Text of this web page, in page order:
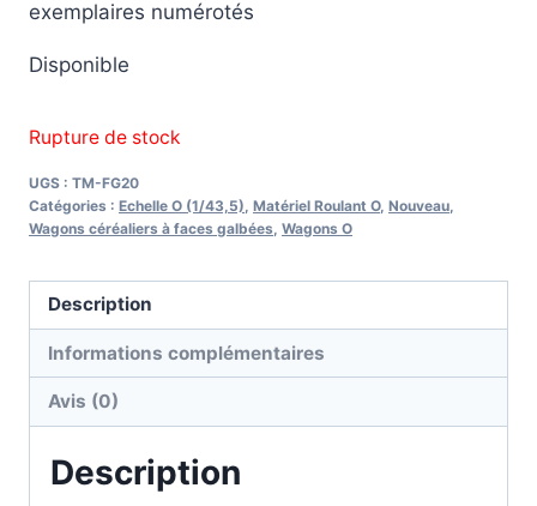
exemplaires numérotés
Disponible
Rupture de stock
UGS : TM-FG20
Catégories : Echelle O (1/43,5) Matériel Roulant O, Nouveau
Wagons céréaliers à faces galbées Wagons O
Description
Informations complémentaires
Avis (0)
Description